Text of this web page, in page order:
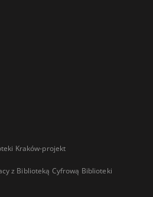
Kraków-projekt
z Biblioteką Cyfrową Biblioteki